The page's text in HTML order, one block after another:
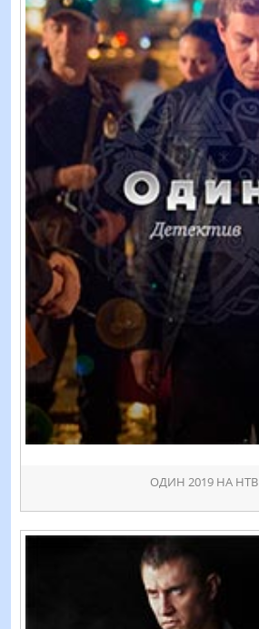
ОДИН 2019 НА НТВ